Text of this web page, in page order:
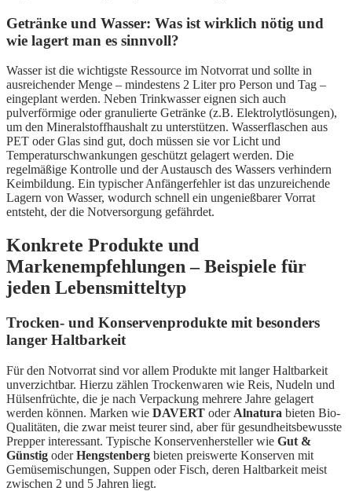
Getränke und Wasser: Was ist wirklich nötig und
wie lagert man es sinnvoll?
Wasser ist die wichtigste Ressource im Notvorrat und sollte in
ausreichender Menge – mindestens 2 Liter pro Person und Tag –
eingeplant werden. Neben Trinkwasser eignen sich auch
pulverförmige oder granulierte Getränke (z.B. Elektrolytlösungen),
um den Mineralstoffhaushalt zu unterstützen. Wasserflaschen aus
PET oder Glas sind gut, doch müssen sie vor Licht und
Temperaturschwankungen geschützt gelagert werden. Die
regelmäßige Kontrolle und der Austausch des Wassers verhindern
Keimbildung. Ein typischer Anfängerfehler ist das unzureichende
Lagern von Wasser, wodurch schnell ein ungenießbarer Vorrat
entsteht, der die Notversorgung gefährdet.
Konkrete Produkte und
Markenempfehlungen – Beispiele für
jeden Lebensmitteltyp
Trocken- und Konservenprodukte mit besonders
langer Haltbarkeit
Für den Notvorrat sind vor allem Produkte mit langer Haltbarkeit
unverzichtbar. Hierzu zählen Trockenwaren wie Reis, Nudeln und
Hülsenfrüchte, die je nach Verpackung mehrere Jahre gelagert
werden können. Marken wie DAVERT oder Alnatura bieten Bio-
Qualitäten, die zwar meist teurer sind, aber für gesundheitsbewusste
Prepper interessant. Typische Konservenhersteller wie Gut &
Günstig oderHengstenberg bieten preiswerte Konserven mit
Gemüsemischungen, Suppen oder Fisch, deren Haltbarkeit meist
zwischen 2 und 5 Jahren liegt.